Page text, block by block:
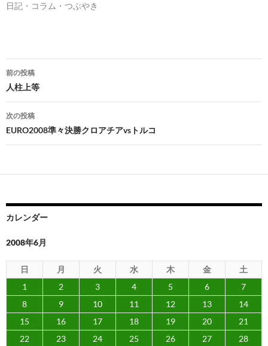
日記・コラム・つぶやき
投
稿
ナ
ビ
ゲ
ー
ョ
ン
前の投稿
人柱上等
次の投稿
EURO2008準々決勝クロアチアvsトルコ
カレンダー
2008年6月
日 月 火 水 木 金
土
1
2 3 4 5 6
7
8
9 10 11 12 13
14
15
16 17 18 19 20
21
22
23 24 25 26 27
28